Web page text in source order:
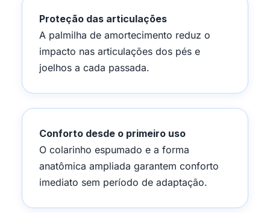
Proteção das articulações
A palmilha de amortecimento reduz o
impacto nas articulações dos pés e
joelhos a cada passada.
Conforto desde o primeiro uso
O colarinho espumado e a forma
anatômica ampliada garantem conforto
imediato sem período de adaptação.